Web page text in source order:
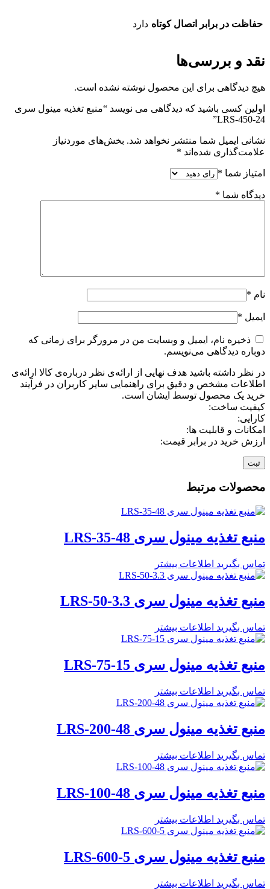
حفاظت در برابر اتصال کوتاه دارد
نقد و بررسی‌ها
هیچ دیدگاهی برای این محصول نوشته نشده است.
اولین کسی باشید که دیدگاهی می نویسد “منبع تغذیه مینول سری
LRS-450-24”
نشانی ایمیل شما منتشر نخواهد شد. بخش‌های موردنیاز
علامت‌گذاری شده‌اند *
امتیاز شما *
دیدگاه شما *
نام *
ایمیل *
ذخیره نام، ایمیل و وبسایت من در مرورگر برای زمانی که
دوباره دیدگاهی می‌نویسم.
در نظر داشته باشید هدف نهایی از ارائه‌ی نظر درباره‌ی کالا ارائه‌ی
اطلاعات مشخص و دقیق برای راهنمایی سایر کاربران در فرآیند
خرید یک محصول توسط ایشان است.
کیفیت ساخت:
کارایی:
امکانات و قابلیت ها:
ارزش خرید در برابر قیمت:
محصولات مرتبط
منبع تغذیه مینول سری LRS-35-48
تماس بگیرید اطلاعات بیشتر
منبع تغذیه مینول سری LRS-50-3.3
تماس بگیرید اطلاعات بیشتر
منبع تغذیه مینول سری LRS-75-15
تماس بگیرید اطلاعات بیشتر
منبع تغذیه مینول سری LRS-200-48
تماس بگیرید اطلاعات بیشتر
منبع تغذیه مینول سری LRS-100-48
تماس بگیرید اطلاعات بیشتر
منبع تغذیه مینول سری LRS-600-5
تماس بگیرید اطلاعات بیشتر